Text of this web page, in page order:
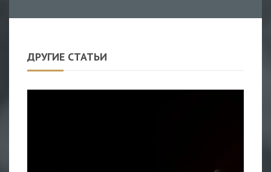
ДРУГИЕ СТАТЬИ